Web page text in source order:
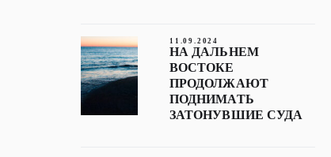
11.09.2024
НА ДАЛЬНЕМ
ВОСТОКЕ
ПРОДОЛЖАЮТ
ПОДНИМАТЬ
ЗАТОНУВШИЕ СУДА